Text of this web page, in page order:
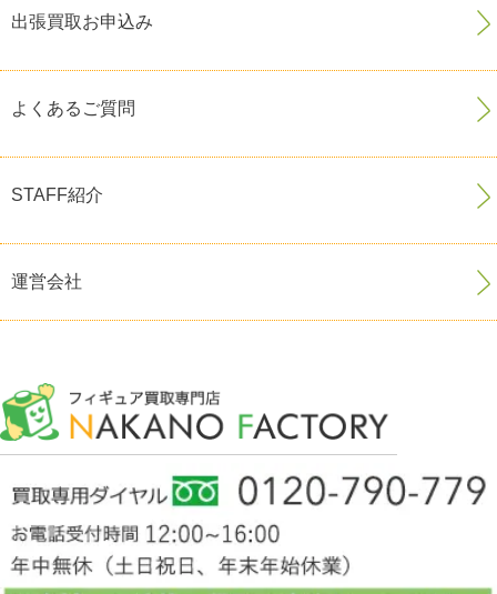
出張買取お申込み
よくあるご質問
STAFF紹介
運営会社